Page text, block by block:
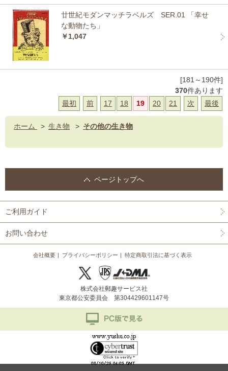
廿世紀モダンマッチラベルズ SER.01 「幸せ
な動物たち」
￥1,047
[181～190件]
370件あります
最初
前 17 18 19 20 21 次 最後
ホーム > 生き物 > その他の生き物
ページトップへ
ご利用ガイド
お問い合わせ
会社概要 プライバシーポリシー 特定商取引法に基づく表示
株式会社郵趣サービス社
東京都公安委員会 第304429601147号